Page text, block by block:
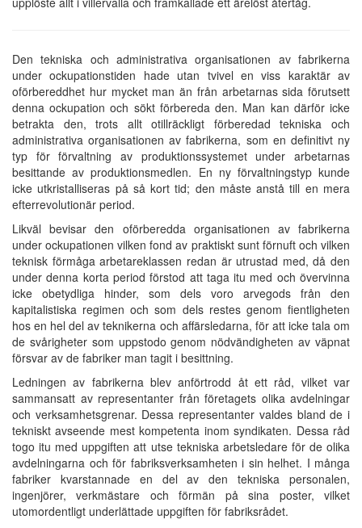
Den tekniska och administrativa organisationen av fabrikerna
under ockupationstiden hade utan tvivel en viss karaktär av
oförbereddhet hur mycket man än från arbetarnas sida förutsett
denna ockupation och sökt förbereda den. Man kan därför icke
betrakta den, trots allt otillräckligt förberedad tekniska och
administrativa organisationen av fabrikerna, som en definitivt ny
typ för förvaltning av produktionssystemet under arbetarnas
besittande av produktionsmedlen. En ny förvaltningstyp kunde
icke utkristalliseras på så kort tid; den måste anstå till en mera
efterrevolutionär period.
Likväl bevisar den oförberedda organisationen av fabrikerna
under ockupationen vilken fond av praktiskt sunt förnuft och vilken
teknisk förmåga arbetareklassen redan är utrustad med, då den
under denna korta period förstod att taga itu med och övervinna
icke obetydliga hinder, som dels voro arvegods från den
kapitalistiska regimen och som dels restes genom fientligheten
hos en hel del av teknikerna och affärsledarna, för att icke tala om
de svårigheter som uppstodo genom nödvändigheten av väpnat
försvar av de fabriker man tagit i besittning.
Ledningen av fabrikerna blev anförtrodd åt ett råd, vilket var
sammansatt av representanter från företagets olika avdelningar
och verksamhetsgrenar. Dessa representanter valdes bland de i
tekniskt avseende mest kompetenta inom syndikaten. Dessa råd
togo itu med uppgiften att utse tekniska arbetsledare för de olika
avdelningarna och för fabriksverksamheten i sin helhet. I många
fabriker kvarstannade en del av den tekniska personalen,
ingenjörer, verkmästare och förmän på sina poster, vilket
utomordentligt underlättade uppgiften för fabriksrådet.